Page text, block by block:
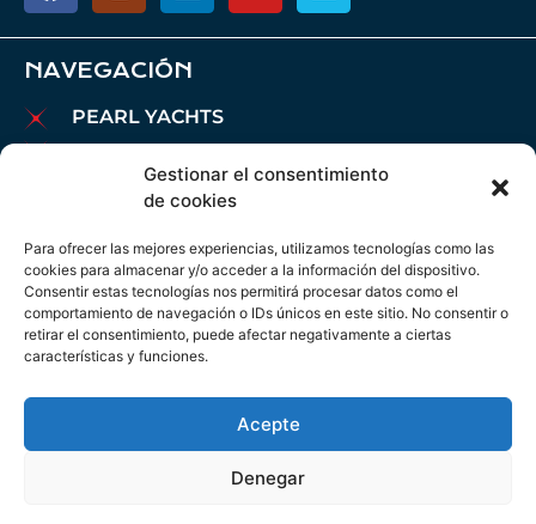
Gestionar el consentimiento
de cookies
Para ofrecer las mejores experiencias, utilizamos tecnologías como las
cookies para almacenar y/o acceder a la información del dispositivo.
Consentir estas tecnologías nos permitirá procesar datos como el
comportamiento de navegación o IDs únicos en este sitio. No consentir o
retirar el consentimiento, puede afectar negativamente a ciertas
características y funciones.
Acepte
Denegar
NAVEGACIÓN
PEARL YACHTS
PARDO YACHTS
MAREX BOATS
BROKERAGE
CHARTER
AMARRES
MANTENIMIENTO
NOTICIAS
POLÍTICA DE COOKIES